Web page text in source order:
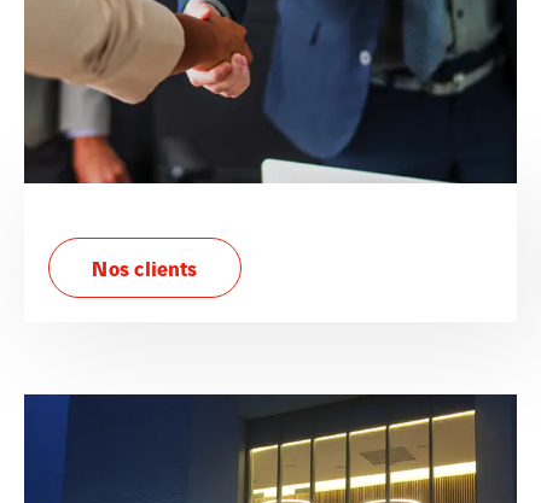
Nos clients